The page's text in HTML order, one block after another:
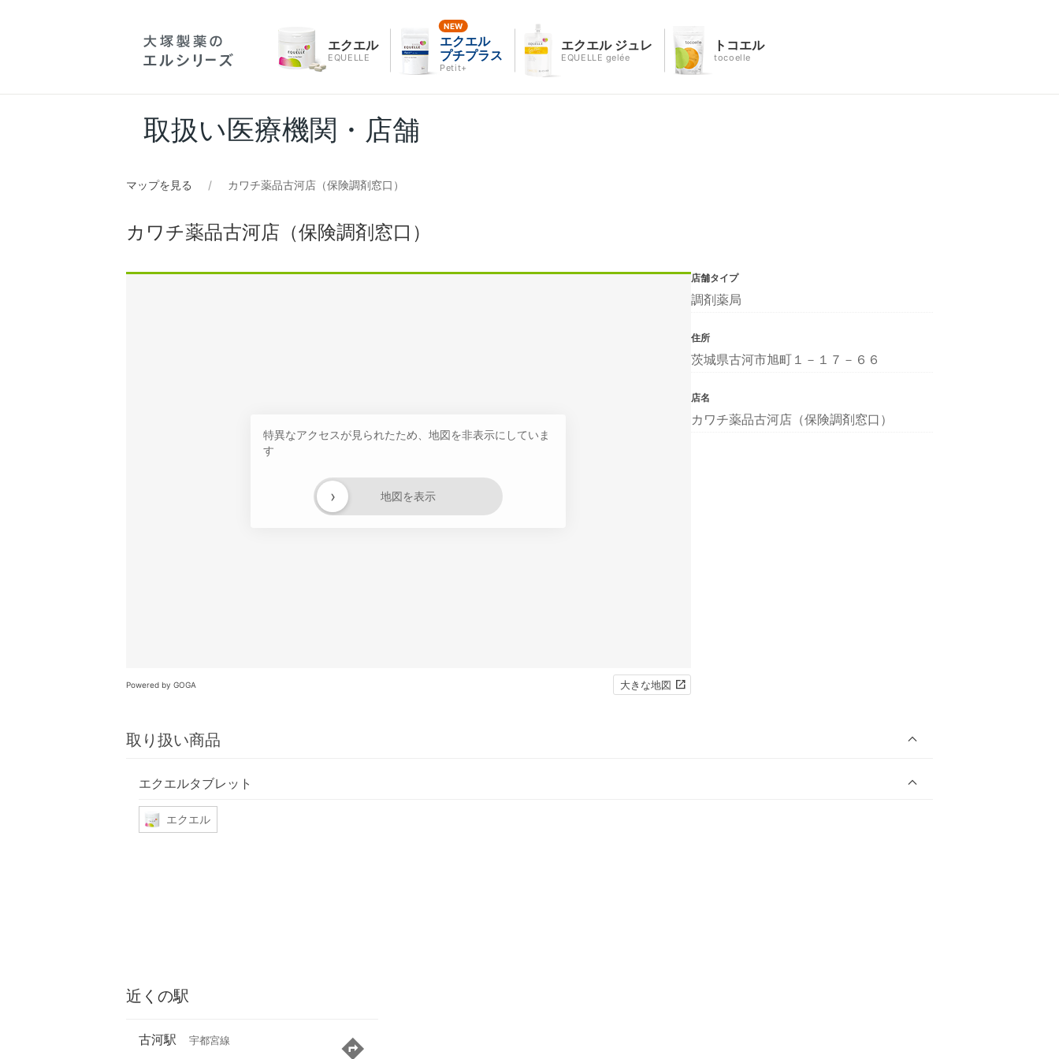
エクエル
EQUELLE
エクエル
プチプラス
Petit+
エクエル ジュレ
EQUELLE gelée
トコエル
tocoelle
取扱い医療機関・店舗
マップを見る カワチ薬品古河店（保険調剤窓口）
カワチ薬品古河店（保険調剤窓口）
特異なアクセスが見られたため、地図を非表示にしていま
す
地図を表示
›
Powered by GOGA 大きな地図
取り扱い商品
エクエルタブレット
エクエル
店舗タイプ
調剤薬局
住所
茨城県古河市旭町１－１７－６６
店名
カワチ薬品古河店（保険調剤窓口）
近くの駅
古河駅 宇都宮線